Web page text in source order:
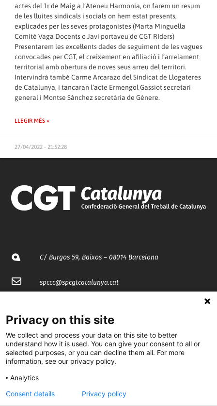
actes del 1r de Maig a l’Ateneu Harmonia, on farem un resum
de les lluites sindicals i socials on hem estat presents,
explicades per les seves protagonistes (Marta Minguella
Comitè Vaga Docents o Javi portaveu de CGT RIders)
Presentarem les excel·lents dades de seguiment de les vagues
convocades per CGT, el creixement en afiliació i l’arrelament
territorial amb obertura de noves seus arreu del territori.
Intervindrà també Carme Arcarazo del Sindicat de Llogateres
de Catalunya, i tancaran l’acte Ermengol Gassiot secretari
general i Montse Sánchez secretària de Gènere.
LLEGIR MÉS »
27/04/2022 - 21:52:28
C/ Burgos 59, Baixos – 08014 Barcelona
spccc@spcgtcatalunya.cat
@CGTCatalunya
cgtcatalunya
cgtcatalunya
Privacy on this site
We collect and process your data on this site to better
understand how it is used. You can give your consent to all or
selected purposes, or you can decline them all. For more
information, see our privacy policy.
Analytics
Consent details
Privacy policy